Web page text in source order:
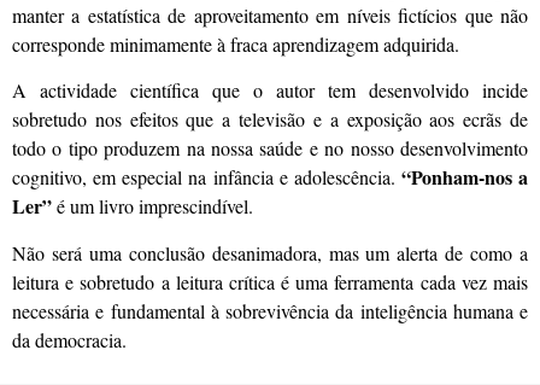
manter a estatística de aproveitamento em níveis fictícios que não
corresponde minimamente à fraca aprendizagem adquirida.
A actividade científica que o autor tem desenvolvido incide
sobretudo nos efeitos que a televisão e a exposição aos ecrãs de
todo o tipo produzem na nossa saúde e no nosso desenvolvimento
cognitivo, em especial na infância e adolescência. “Ponham-nos a
Ler”é um livro imprescindível.
Não será uma conclusão desanimadora, mas um alerta de como a
leitura e sobretudo a leitura crítica é uma ferramenta cada vez mais
necessária e fundamental à sobrevivência da inteligência humana e
da democracia.